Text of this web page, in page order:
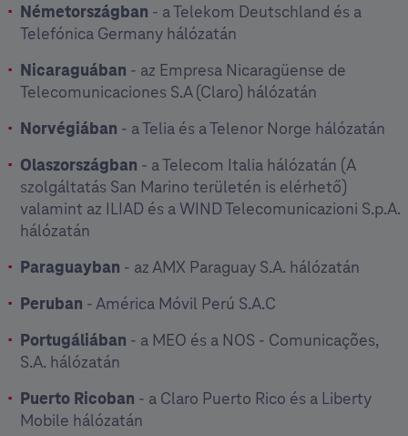
Németországban - a Telekom Deutschland és a
Telefónica Germany hálózatán
Nicaraguában - az Empresa Nicaragüense de
Telecomunicaciones S.A (Claro) hálózatán
Norvégiában - a Telia és a Telenor Norge hálózatán
Olaszországban - a Telecom Italia hálózatán (A
szolgáltatás San Marino területén is elérhető)
valamint az ILIAD és a WIND Telecomunicazioni S.p.A.
hálózatán
Paraguayban - az AMX Paraguay S.A. hálózatán
Peruban - América Móvil Perú S.A.C
Portugáliában - a MEO és a NOS - Comunicações,
S.A. hálózatán
Puerto Ricoban - a Claro Puerto Rico és a Liberty
Mobile hálózatán